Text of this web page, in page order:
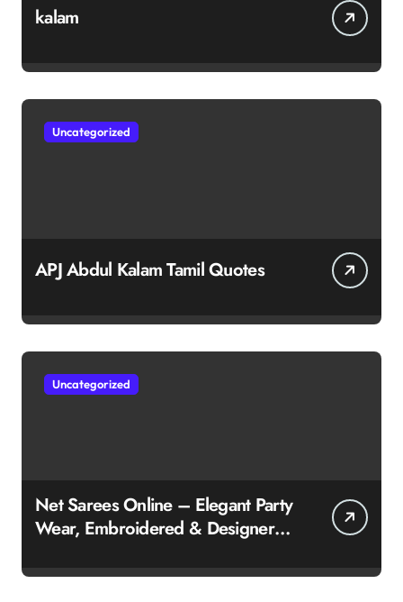
kalam
Uncategorized
APJ Abdul Kalam Tamil Quotes
Uncategorized
Net Sarees Online – Elegant Party
Wear, Embroidered & Designer